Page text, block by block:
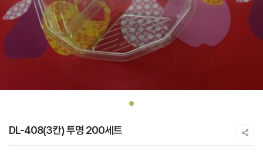
DL-408(3칸) 투명 200세트